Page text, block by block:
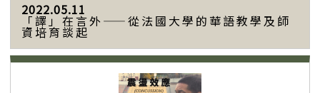
2022.05.11
「譯」在言外——從法國大學的華語教學及師
資培育談起